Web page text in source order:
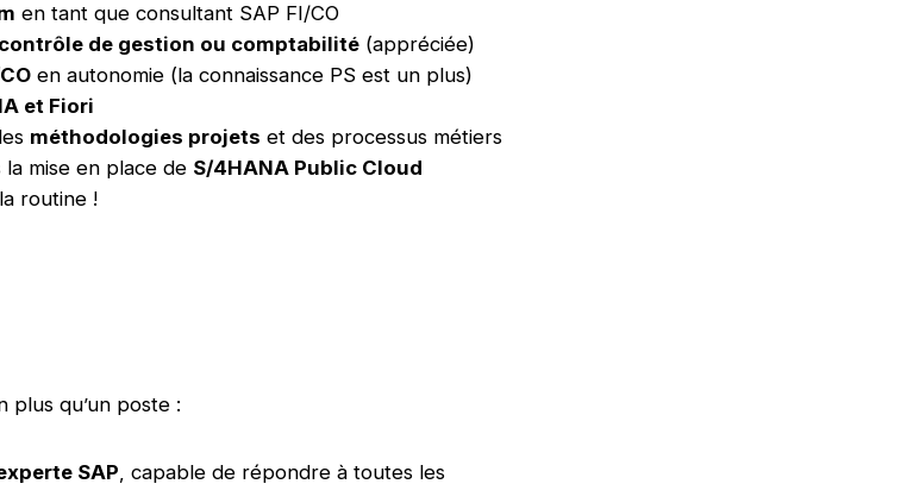
en tant que consultant SAP FI/CO
contrôle de gestion ou comptabilité(appréciée)
en autonomie (la connaissance PS est un plus)
et Fiori
méthodologies projets et des processus métiers
mise en place de S/4HANA Public Cloud
routine !
plus qu’un poste :
SAP, capable de répondre à toutes les